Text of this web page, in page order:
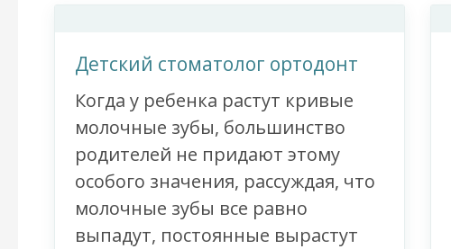
Детский стоматолог ортодонт
Когда у ребенка растут кривые
молочные зубы, большинство
родителей не придают этому
особого значения, рассуждая, что
молочные зубы все равно
выпадут, постоянные вырастут